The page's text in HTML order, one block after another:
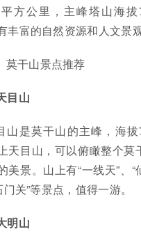
方公里，主峰塔山海拔
丰富的自然资源和人文景观
莫干山景点推荐
目山
山是莫干山的主峰，海拔
天目山，可以俯瞰整个莫
美景。山上有“一线天”、“
门关”等景点，值得一游。
明山